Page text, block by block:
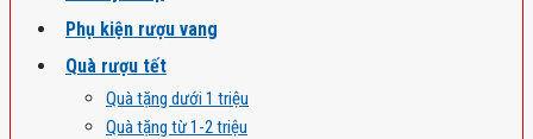
Phụ kiện rượu vang
Quà rượu tết
Quà tặng dưới 1 triệu
Quà tặng từ 1-2 triệu